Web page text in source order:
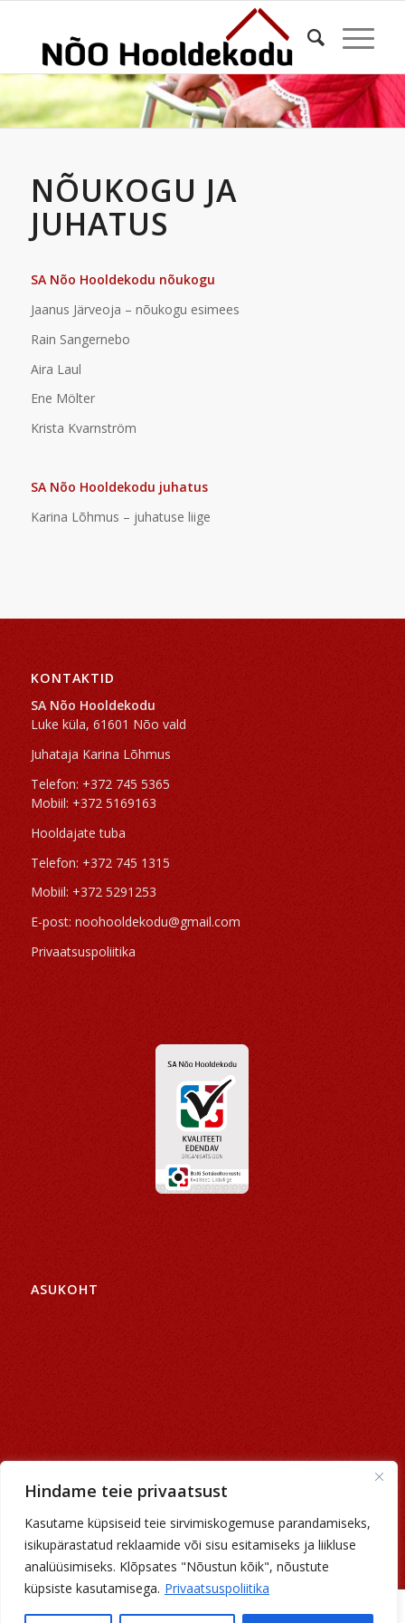
Hindame teie privaatsust
Kasutame küpsiseid teie sirvimiskogemuse parandamiseks,
isikupärastatud reklaamide või sisu esitamiseks ja liikluse
analüüsimiseks. Klõpsates "Nõustun kõik", nõustute
küpsiste kasutamisega. Privaatsuspoliitika
NÕUKOGU JA
JUHATUS
SA Nõo Hooldekodu nõukogu
Jaanus Järveoja – nõukogu esimees
Rain Sangernebo
Aira Laul
Ene Mölter
Krista Kvarnström
SA Nõo Hooldekodu juhatus
Karina Lõhmus – juhatuse liige
KONTAKTID
SA Nõo Hooldekodu
Luke küla, 61601 Nõo vald
Juhataja Karina Lõhmus
Telefon: +372 745 5365
Mobiil: +372 5169163
Hooldajate tuba
Telefon: +372 745 1315
Mobiil: +372 5291253
E-post: noohooldekodu@gmail.com
Privaatsuspoliitika
ASUKOHT
Luke küla, Nõo vald, 61614, Tartu maakond;